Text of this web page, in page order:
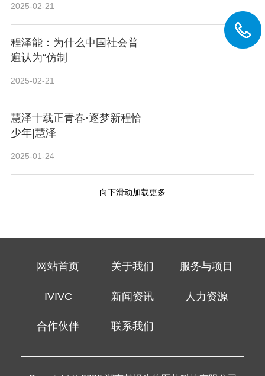
2025-02-21
程泽能：为什么中国社会普
遍认为“仿制
2025-02-21
慧泽十载正青春·逐梦新程恰
少年|慧泽
2025-01-24
向下滑动加载更多
网站首页 关于我们 服务与项目
IVIVC 新闻资讯 人力资源
合作伙伴 联系我们